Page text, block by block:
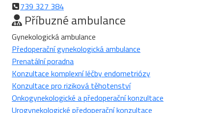
739 327 384
Příbuzné ambulance
Gynekologická ambulance
Předoperační gynekologická ambulance
Prenatální poradna
Konzultace komplexní léčby endometriózy
Konzultace pro riziková těhotenství
Onkogynekologické a předoperační konzultace
Urogynekologické předoperační konzultace